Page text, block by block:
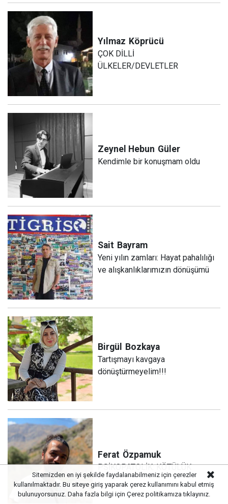
Yılmaz Köprücü
ÇOK DİLLİ
ÜLKELER/DEVLETLER
Zeynel Hebun Güler
Kendimle bir konuşmam oldu
Sait Bayram
Yeni yılın zamları: Hayat pahalılığı
ve alışkanlıklarımızın dönüşümü
Birgül Bozkaya
Tartışmayı kavgaya
dönüştürmeyelim!!!
Ferat Özpamuk
PSİKOPATOLİK: KÖTÜLÜK
Sitemizden en iyi şekilde faydalanabilmeniz için çerezler
kullanılmaktadır. Bu siteye giriş yaparak çerez kullanımını kabul etmiş
bulunuyorsunuz. Daha fazla bilgi için Çerez politikamıza tıklayınız.